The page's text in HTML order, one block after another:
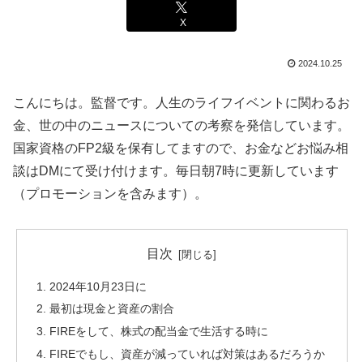
X
2024.10.25
こんにちは。監督です。人生のライフイベントに関わるお
金、世の中のニュースについての考察を発信しています。
国家資格のFP2級を保有してますので、お金などお悩み相
談はDMにて受け付けます。毎日朝7時に更新しています
（プロモーションを含みます）。
目次
2024年10月23日に
最初は現金と資産の割合
FIREをして、株式の配当金で生活する時に
FIREでもし、資産が減っていれば対策はあるだろうか